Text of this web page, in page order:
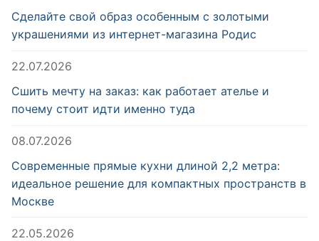
Сделайте свой образ особенным с золотыми
украшениями из интернет-магазина Родис
22.07.2026
Сшить мечту на заказ: как работает ателье и
почему стоит идти именно туда
08.07.2026
Современные прямые кухни длиной 2,2 метра:
идеальное решение для компактных пространств в
Москве
22.05.2026